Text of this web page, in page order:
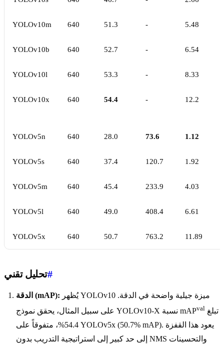
YOLOv10m 640 51.3 - 5.48
YOLOv10b 640 52.7 - 6.54
YOLOv10l 640 53.3 - 8.33
YOLOv10x 640 54.4 - 12.2
YOLOv5n 640 28.0 73.6 1.12
YOLOv5s 640 37.4 120.7 1.92
YOLOv5m 640 45.4 233.9 4.03
YOLOv5l 640 49.0 408.4 6.61
YOLOv5x 640 50.7 763.2 11.89
تحليل تقني#
الدقة (mAP):
على سبيل المثال، يحقق نموذج YOLOv10-X نسبة mAPval
54.4%، متفوقاً على YOLOv5x (50.7% mAP). يعود هذا القفزة
إلى حد كبير إلى استراتيجية التدريب بدون NMS والتحسينات